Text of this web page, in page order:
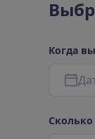
Выбр
Когда вы
Да
Сколько